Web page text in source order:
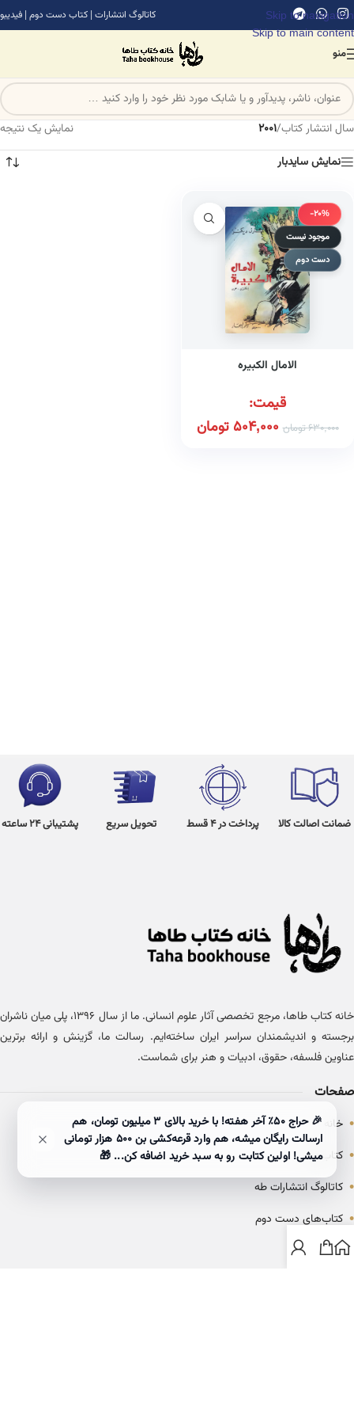
Skip to navigation
Skip to main content
کاتالوگ انتشارات | کتاب دست دوم | فیدیبو
منو
سال انتشار کتاب/
2001
نمایش یک نتیجه
نمایش سایدبار
-20%
موجود نیست
دست دوم
الامال الکبیره
قیمت:
630,000تومان 504,000 تومان
ضمانت اصالت کالا پرداخت در 4 قسط تحویل سریع پشتیبانی 24 ساعته
خانه کتاب طاها، مرجع تخصصی آثار علوم انسانی. ما از سال ۱۳۹۶، پلی میان ناشران
برجسته و اندیشمندان سراسر ایران ساخته‌ایم. رسالت ما، گزینش و ارائه برترین
عناوین فلسفه، حقوق، ادبیات و هنر برای شماست.
صفحات
• خانه
• کتاب‌ها
• کاتالوگ انتشارات طه
• کتاب‌های دست دوم
• بلاگ
🎉 حراج ۵۰٪ آخر هفته! با خرید بالای 3 میلیون تومان، هم
ارسالت رایگان میشه، هم وارد قرعه‌کشی بن ۵۰۰ هزار تومانی
میشی! اولین کتابت رو به سبد خرید اضافه کن... 🎁